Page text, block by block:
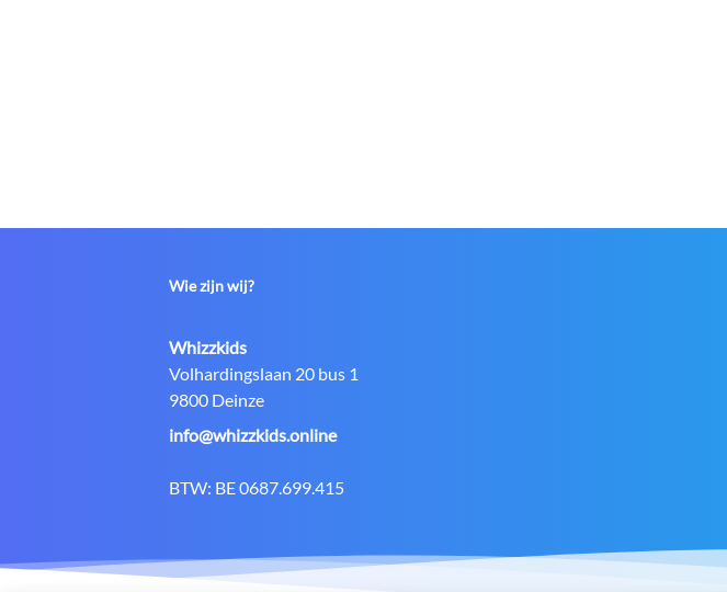
Wie zijn wij?
Contact:
Whizzkids
Adres:
Volhardingslaan 20 bus 1
9800 Deinze
E-
info@whizzkids.online
BTW: BE 0687.699.415